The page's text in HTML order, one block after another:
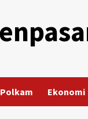
Polkam Ekonomi